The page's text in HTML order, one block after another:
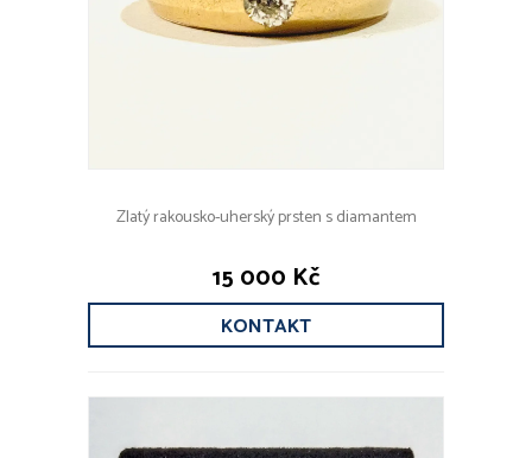
Zlatý rakousko-uherský prsten s diamantem
15 000 Kč
KONTAKT